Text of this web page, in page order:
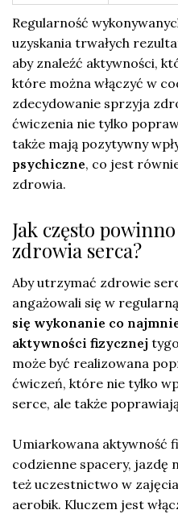
Regularność
uzyskania trwałych
aby znaleźć aktywności,
które można włączyć w
zdecydowanie sprzyja
ćwiczenia nie tylko
także mają pozytywny
psychiczne, co jest
zdrowia.
Jak często
zdrowia serca?
Aby utrzymać zdrowie
angażowali się w
się wykonanie co
aktywności fizycznej
może być realizowana
ćwiczeń, które nie tylko
serce, ale także
Umiarkowana aktywność
codzienne spacery, jazdę
też uczestnictwo w
aerobik. Kluczem jest